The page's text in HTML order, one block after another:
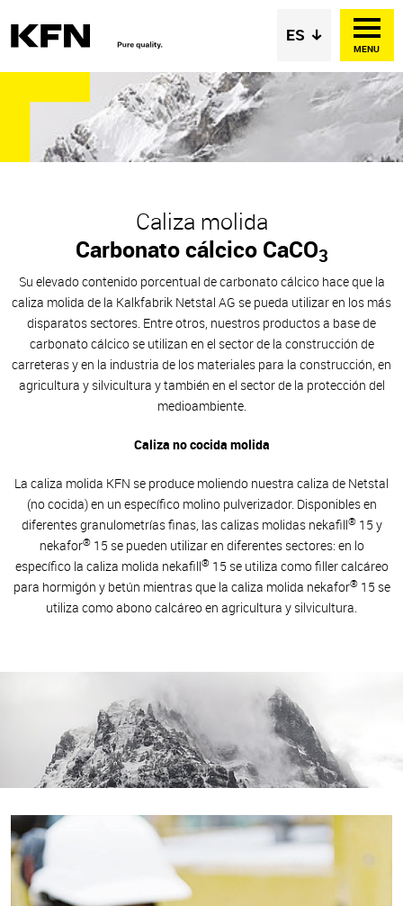
MENU
Caliza molida
Carbonato cálcico CaCO3
Su elevado contenido porcentual de carbonato cálcico hace que la
caliza molida de la Kalkfabrik Netstal AG se pueda utilizar en los más
disparatos sectores. Entre otros, nuestros productos a base de
carbonato cálcico se utilizan en el sector de la construcción de
carreteras y en la industria de los materiales para la construcción, en
agricultura y silvicultura y también en el sector de la protección del
medioambiente.
Caliza no cocida molida
La caliza molida KFN se produce moliendo nuestra caliza de Netstal
(no cocida) en un específico molino pulverizador. Disponibles en
diferentes granulometrías finas, las calizas molidas nekafill®15 y
nekafor®15 se pueden utilizar en diferentes sectores: en lo
específico la caliza molida nekafill®15 se utiliza como filler calcáreo
para hormigón y betún mientras que la caliza molida nekafor®15 se
utiliza como abono calcáreo en agricultura y silvicultura.